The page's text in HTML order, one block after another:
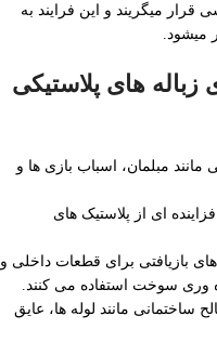
میگریند و این فرایند به
میشود.
های پلاستیکی
مبلمان، اسباب بازی ها و
ای از پلاستیک های
بازیافتی برای قطعات داخلی و
وری سوخت استفاده می کنند.
ساختمانی مانند لوله ها، عایق